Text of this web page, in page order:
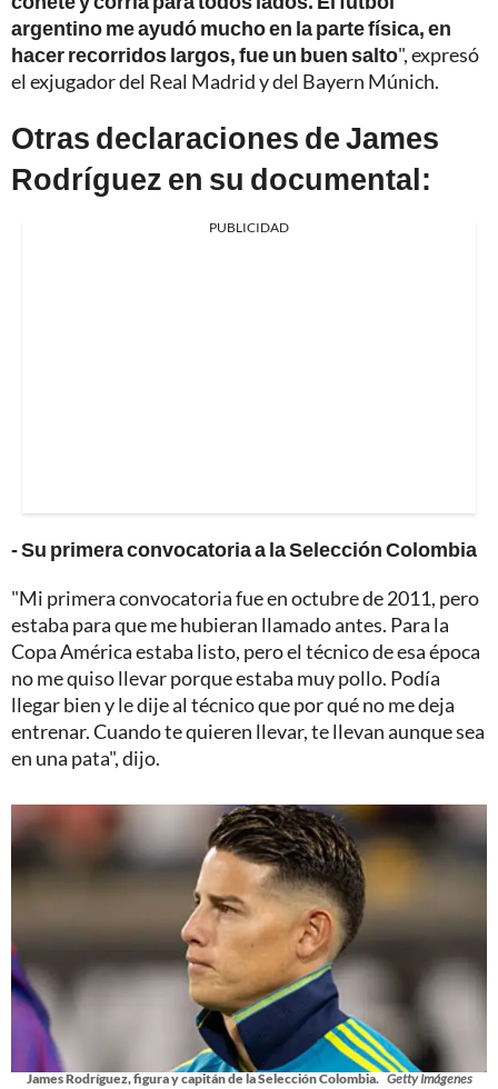
argentino me ayudó mucho en la parte física, en
hacer recorridos largos, fue un buen salto", expresó
el exjugador del Real Madrid y del Bayern Múnich.
Otras declaraciones de James
Rodríguez en su documental:
PUBLICIDAD
- Su primera convocatoria a la Selección Colombia
"Mi primera convocatoria fue en octubre de 2011, pero
estaba para que me hubieran llamado antes. Para la
Copa América estaba listo, pero el técnico de esa época
no me quiso llevar porque estaba muy pollo. Podía
llegar bien y le dije al técnico que por qué no me deja
entrenar. Cuando te quieren llevar, te llevan aunque sea
en una pata", dijo.
James Rodríguez, figura y capitán de la Selección Colombia. Getty Imágenes